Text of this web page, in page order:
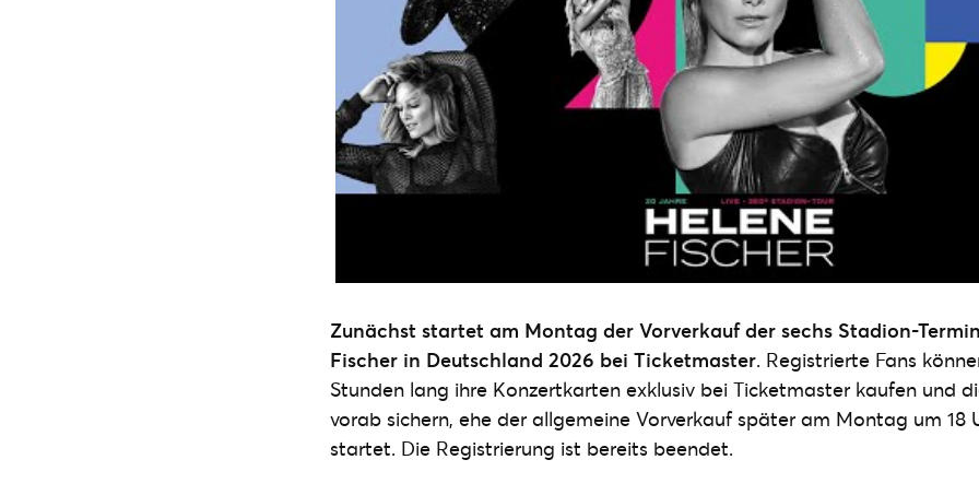
Zunächst startet am Montag der Vorverkauf der sechs Stadion-
Fischer in Deutschland 2026 bei Ticketmaster. Registrierte Fans
Stunden lang ihre Konzertkarten exklusiv bei Ticketmaster kaufen und
vorab sichern, ehe der allgemeine Vorverkauf später am Montag um 18
startet. Die Registrierung ist bereits beendet.